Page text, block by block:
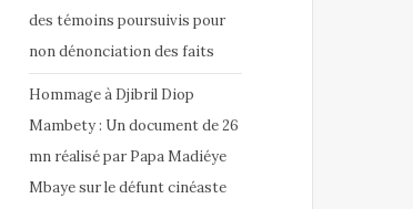
des témoins poursuivis pour
non dénonciation des faits
Hommage à Djibril Diop
Mambety : Un document de 26
mn réalisé par Papa Madiéye
Mbaye sur le défunt cinéaste